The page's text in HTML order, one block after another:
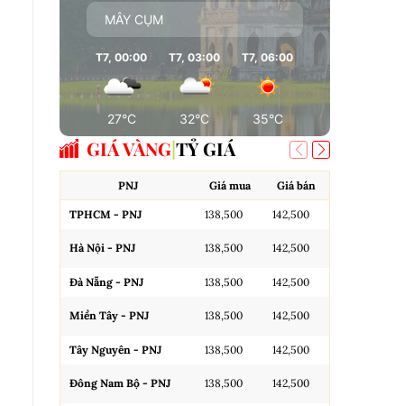
MÂY CỤM
T7, 00:00
27°C
T7, 03:00
32°C
T7, 06:00
35°C
GIÁ VÀNG TỶ GIÁ
PNJ Giá mua Giá bán
TPHCM - PNJ 138,500 142,500
Hà Nội - PNJ 138,500 142,500
Đà Nẵng - PNJ 138,500 142,500
Miền Tây - PNJ 138,500 142,500
Tây Nguyên - PNJ 138,500 142,500
Đông Nam Bộ - PNJ 138,500 142,500